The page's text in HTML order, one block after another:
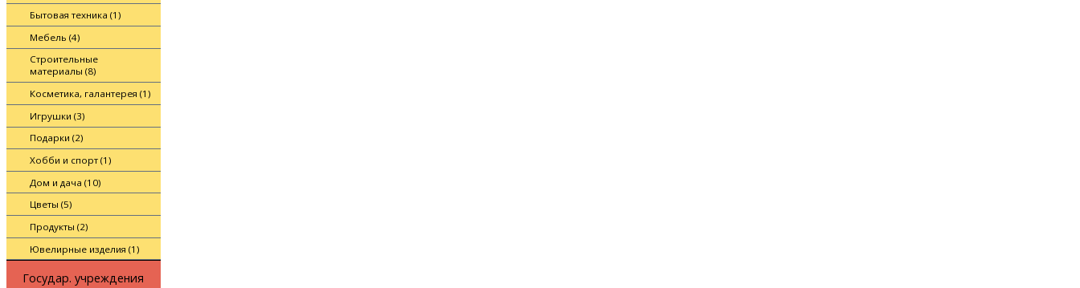
Бытовая техника (1)
Мебель (4)
Строительные
материалы (8)
Косметика, галантерея (1)
Игрушки (3)
Подарки (2)
Хобби и спорт (1)
Дом и дача (10)
Цветы (5)
Продукты (2)
Ювелирные изделия (1)
Государ. учреждения